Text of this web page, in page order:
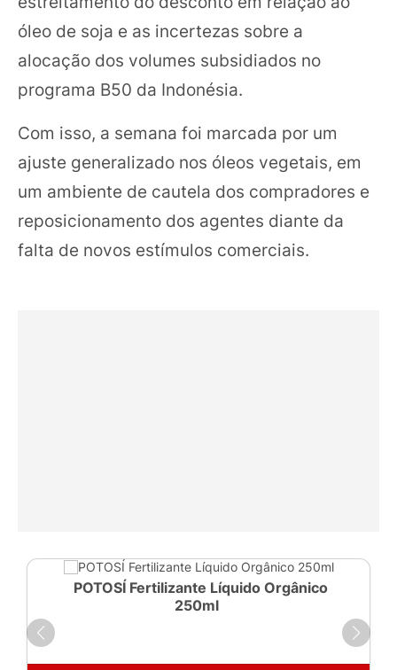
óleo de soja e as incertezas sobre a
alocação dos volumes subsidiados no
programa B50 da Indonésia.
Com isso, a semana foi marcada por um
ajuste generalizado nos óleos vegetais, em
um ambiente de cautela dos compradores e
reposicionamento dos agentes diante da
falta de novos estímulos comerciais.
POTOSÍ Fertilizante Líquido Orgânico
250ml